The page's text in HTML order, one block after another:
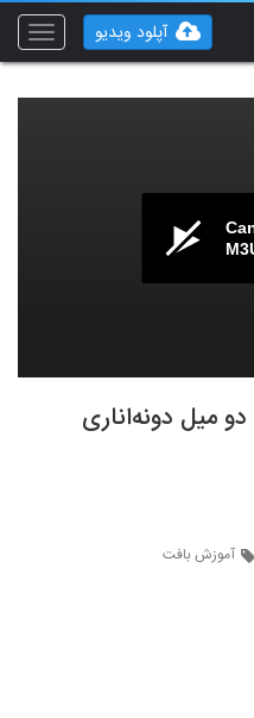
Toggle
آپلود ویدیو
میل دونه‌‌‌اناری
آموزش بافت